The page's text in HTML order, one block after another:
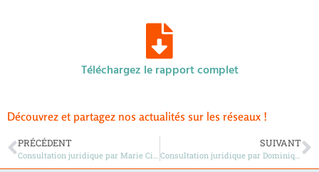
Téléchargez le rapport complet
Découvrez et partagez nos actualités sur les réseaux !
PRÉCÉDENT SUIVANT
Consultation juridique par Dominique Rousseau, Professeur émérite de l’Université Paris I Panthéon Sorbonne